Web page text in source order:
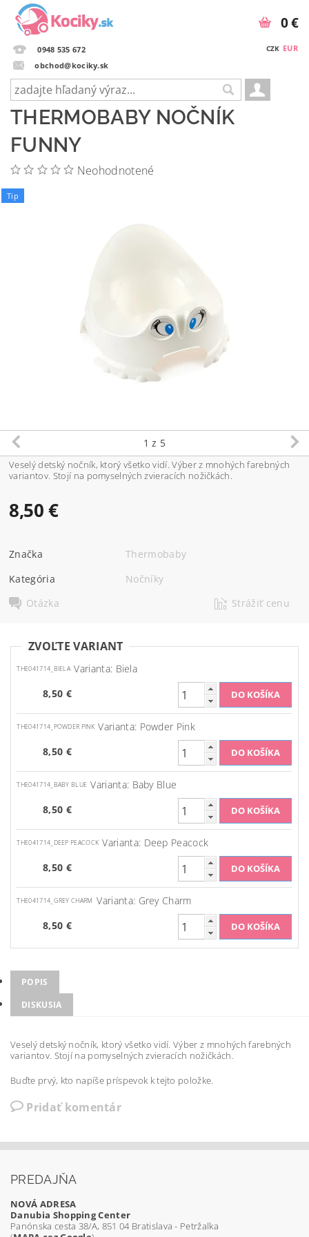
0948 535 672
obchod@kociky.sk
CZK EUR
0 €
THERMOBABY NOČNÍK
FUNNY
Neohodnotené
Tip
1 z 5
Veselý detský nočník, ktorý všetko vidí. Výber z mnohých farebných
variantov. Stojí na pomyselných zvieracích nožičkách.
8,50 €
Značka
Thermobaby
Kategória
Nočníky
Otázka
Strážiť cenu
ZVOĽTE VARIANT
THE041714_BIELA Varianta: Biela
8,50 €
THE041714_POWDER PINK Varianta: Powder Pink
8,50 €
THE041714_BABY BLUE Varianta: Baby Blue
8,50 €
THE041714_DEEP PEACOCK Varianta: Deep Peacock
8,50 €
THE041714_GREY CHARM
Varianta: Grey Charm
8,50 €
POPIS
DISKUSIA
Veselý detský nočník, ktorý všetko vidí. Výber z mnohých farebných
variantov. Stojí na pomyselných zvieracích nožičkách.
Buďte prvý, kto napíše príspevok k tejto položke.
Pridať komentár
PREDAJŇA
NOVÁ ADRESA
Danubia Shopping Center
Panónska cesta 38/A, 851 04 Bratislava - Petržalka